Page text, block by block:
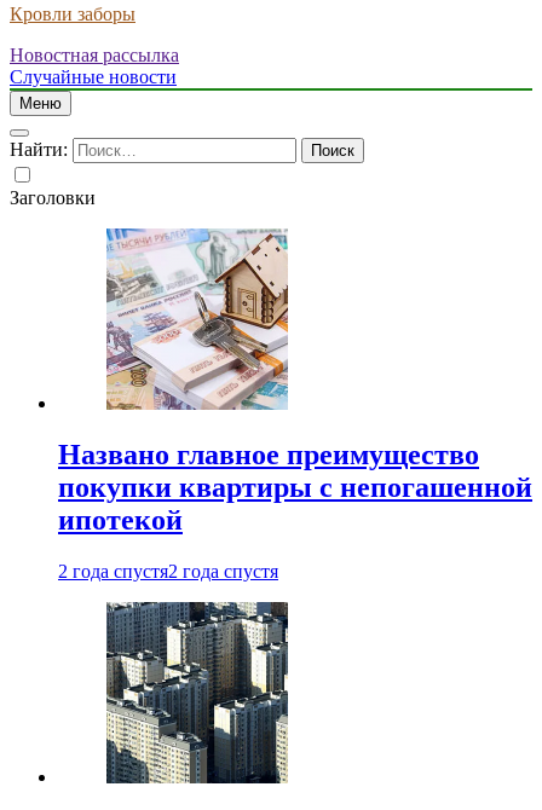
Кровли заборы
Новостная рассылка
Случайные новости
Меню
Найти:
Заголовки
Названо главное преимущество
покупки квартиры с непогашенной
ипотекой
2 года спустя2 года спустя